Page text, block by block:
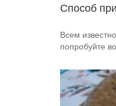
Способ
Всем
попробуйте